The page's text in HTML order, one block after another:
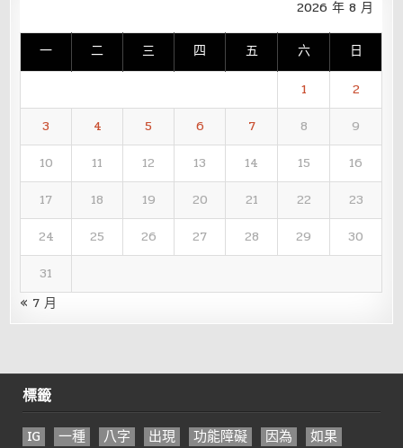
2026 年 8 月
一 二 三 四 五 六 日
1
2
3
4 5 6 7 8
9
10
11 12 13 14 15
16
17
18 19 20 21 22
23
24
25 26 27 28 29
30
31
« 7 月
標籤
IG 一種 八字 出現 功能障礙 因為
如果